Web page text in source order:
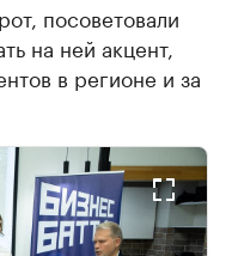
посоветовали
на ней акцент,
в регионе и за